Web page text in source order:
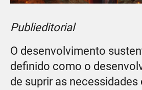
Publieditorial
O desenvolvimento
definido como o
de suprir as necessidades